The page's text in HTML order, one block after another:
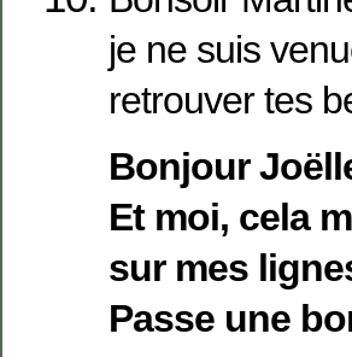
je ne suis
retrouver tes
Bonjour
Et moi, cela
sur mes
Passe une